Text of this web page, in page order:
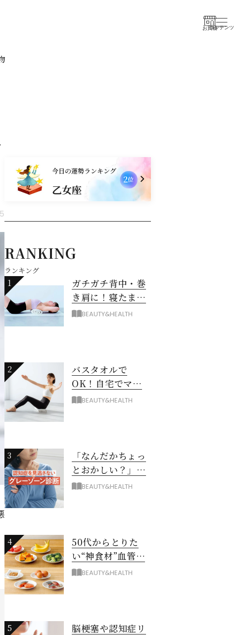
お買物コンテンツ
今日の運勢ランキング
乙女座
2位
RANKING
ランキング
1
ガチガチ背中・巻
き肩に！寝たまま
バスタオル「おう
BEAUTY&HEALTH
2
バスタオルで
OK！自宅でマシ
ン級に骨から整え
BEAUTY&HEALTH
3
「なんだかちょっ
とおかしい？」を
見逃さない！ 認知
BEAUTY&HEALTH
4
50代からとりた
い“神食材”血管と
脳を若々しく保つ
BEAUTY&HEALTH
5
脳梗塞や認知症リ